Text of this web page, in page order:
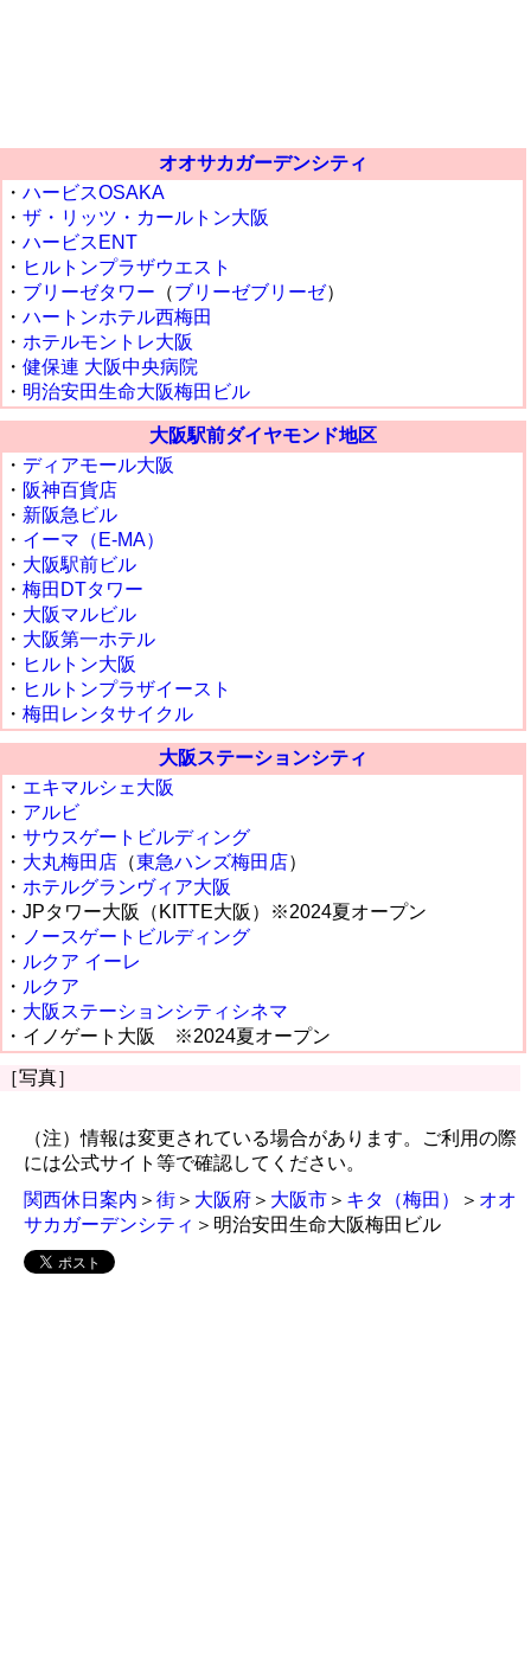
オオサカガーデンシティ
・ ハービスOSAKA
・ ザ・リッツ・カールトン大阪
・ ハービスENT
・ ヒルトンプラザウエスト
・ ブリーゼタワー （ブリーゼブリーゼ）
・ ハートンホテル西梅田
・ ホテルモントレ大阪
・ 健保連 大阪中央病院
・ 明治安田生命大阪梅田ビル
大阪駅前ダイヤモンド地区
・ ディアモール大阪
・ 阪神百貨店
・ 新阪急ビル
・ イーマ（E-MA）
・ 大阪駅前ビル
・ 梅田DTタワー
・ 大阪マルビル
・ 大阪第一ホテル
・ ヒルトン大阪
・ ヒルトンプラザイースト
・ 梅田レンタサイクル
大阪ステーションシティ
・ エキマルシェ大阪
・ アルビ
・ サウスゲートビルディング
・ 大丸梅田店 （東急ハンズ梅田店）
・ ホテルグランヴィア大阪
・JPタワー大阪（KITTE大阪）※2024夏オープン
・ ノースゲートビルディング
・ ルクア イーレ
・ ルクア
・ 大阪ステーションシティシネマ
・イノゲート大阪 ※2024夏オープン
［写真］
（注）情報は変更されている場合があります。ご利用の際
には公式サイト等で確認してください。
関西休日案内 ＞ 街 ＞ 大阪府 ＞ 大阪市 ＞ キタ（梅田） ＞ オオ
サカガーデンシティ ＞明治安田生命大阪梅田ビル